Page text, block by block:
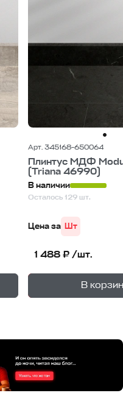
Арт. 345168-650064
Плинтус МДФ
(Triana 46990)
В наличии
Осталось 129 шт.
Цена за Шт
1 488 ₽ /шт.
В 1